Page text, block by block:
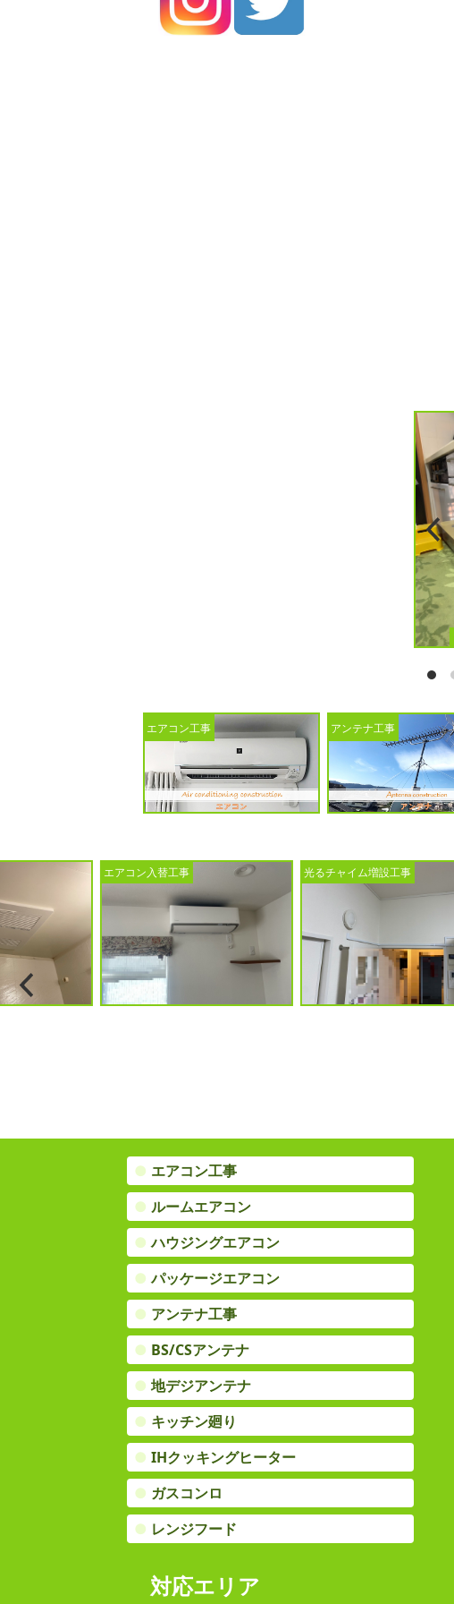
エアコン工事 アンテナ工事
光るチャイム増設工事 ビルトイン食洗機入替
● エアコン工事
●ルームエアコン
●ハウジングエアコン
●パッケージエアコン
● アンテナ工事
● BS/CSアンテナ
●地デジアンテナ
● キッチン廻り
●IHクッキングヒーター
● ガスコンロ
● レンジフード
対応エリア